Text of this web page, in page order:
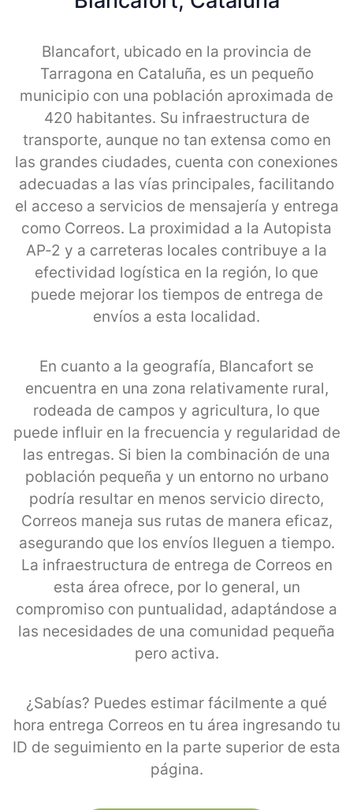
Blancafort, ubicado en la provincia de
Tarragona en Cataluña, es un pequeño
municipio con una población aproximada de
420 habitantes. Su infraestructura de
transporte, aunque no tan extensa como en
las grandes ciudades, cuenta con conexiones
adecuadas a las vías principales, facilitando
el acceso a servicios de mensajería y entrega
como Correos. La proximidad a la Autopista
AP-2 y a carreteras locales contribuye a la
efectividad logística en la región, lo que
puede mejorar los tiempos de entrega de
envíos a esta localidad.
En cuanto a la geografía, Blancafort se
encuentra en una zona relativamente rural,
rodeada de campos y agricultura, lo que
puede influir en la frecuencia y regularidad de
las entregas. Si bien la combinación de una
población pequeña y un entorno no urbano
podría resultar en menos servicio directo,
Correos maneja sus rutas de manera eficaz,
asegurando que los envíos lleguen a tiempo.
La infraestructura de entrega de Correos en
esta área ofrece, por lo general, un
compromiso con puntualidad, adaptándose a
las necesidades de una comunidad pequeña
pero activa.
¿Sabías? Puedes estimar fácilmente a qué
hora entrega Correos en tu área ingresando tu
ID de seguimiento en la parte superior de esta
página.